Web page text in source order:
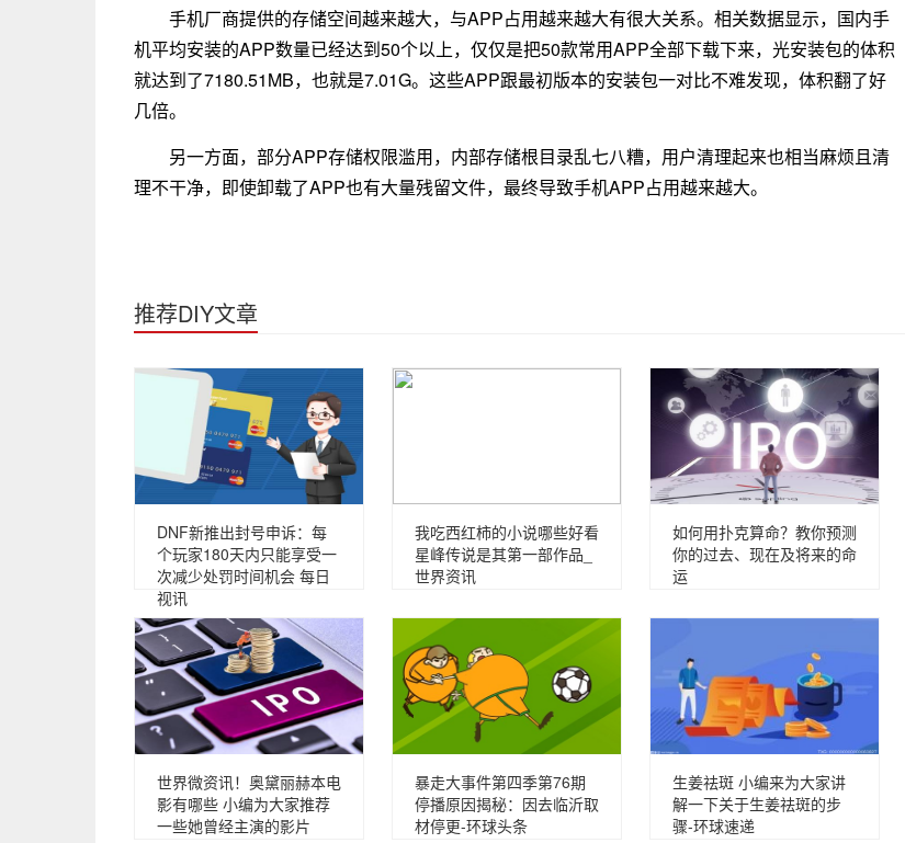
手机厂商提供的存储空间越来越大，与APP占用越来越大有很大关系。相关数据显示，国内手
机平均安装的APP数量已经达到50个以上，仅仅是把50款常用APP全部下载下来，光安装包的体积
就达到了7180.51MB，也就是7.01G。这些APP跟最初版本的安装包一对比不难发现，体积翻了好
几倍。
另一方面，部分APP存储权限滥用，内部存储根目录乱七八糟，用户清理起来也相当麻烦且清
理不干净，即使卸载了APP也有大量残留文件，最终导致手机APP占用越来越大。
推荐DIY文章
DNF新推出封号申诉：每
个玩家180天内只能享受一
次减少处罚时间机会 每日
视讯
我吃西红柿的小说哪些好看
星峰传说是其第一部作品_
世界资讯
如何用扑克算命？教你预测
你的过去、现在及将来的命
运
世界微资讯！奥黛丽赫本电
影有哪些 小编为大家推荐
一些她曾经主演的影片
暴走大事件第四季第76期
停播原因揭秘：因去临沂取
材停更-环球头条
生姜祛斑 小编来为大家讲
解一下关于生姜祛斑的步
骤-环球速递